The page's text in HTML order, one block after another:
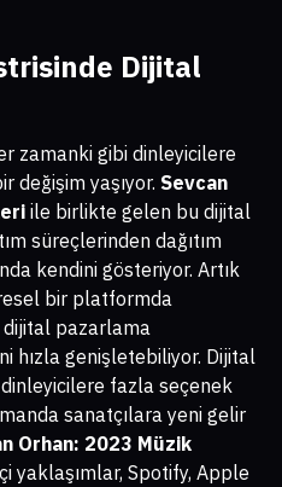
Dijital
zamanki gibi dinleyicilere
değişim yaşıyor. Sevcan
ile birlikte gelen bu dijital
süreçlerinden dağıtım
kendini gösteriyor. Artık
bir platformda
dijital pazarlama
hızla genişletebiliyor. Dijital
fazla seçenek
sanatçılara yeni gelir
Orhan: 2023 Müzik
yaklaşımlar, Spotify, Apple